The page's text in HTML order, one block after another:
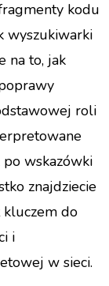
kodu
wyszukiwarki
na to, jak
roli
wskazówki
znajdziecie
do
i
w sieci.